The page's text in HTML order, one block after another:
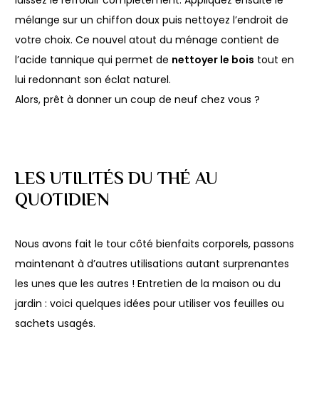
mélange sur un chiffon doux puis nettoyez l’endroit de
votre choix. Ce nouvel atout du ménage contient de
l’acide tannique qui permet de nettoyer le bois tout en
lui redonnant son éclat naturel.
Alors, prêt à donner un coup de neuf chez vous ?
LES UTILITÉS DU THÉ AU
QUOTIDIEN
Nous avons fait le tour côté bienfaits corporels, passons
maintenant à d’autres utilisations autant surprenantes
les unes que les autres ! Entretien de la maison ou du
jardin : voici quelques idées pour utiliser vos feuilles ou
sachets usagés.